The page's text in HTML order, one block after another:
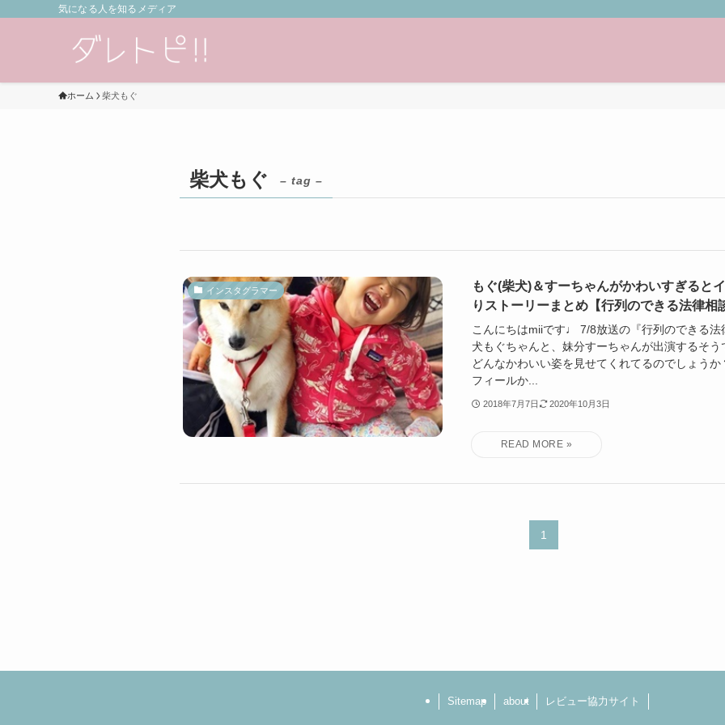
気になる人を知るメディア
ホーム 柴犬もぐ
柴犬もぐ – tag –
インスタグラマー
もぐ(柴犬)＆すーちゃんがかわいすぎると
りストーリーまとめ【行列のできる法律相
こんにちはmiiです♩ 7/8放送の『行列のできる
犬もぐちゃんと、妹分すーちゃんが出演するそ
どんなかわいい姿を見せてくれてるのでしょう
フィールか...
2018年7月7日 2020年10月3日
1
Sitemap about レビュー協力サイト